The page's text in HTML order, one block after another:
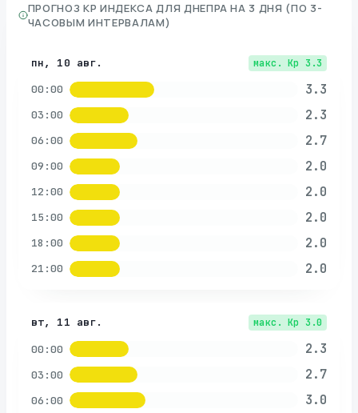
ПРОГНОЗ KP ИНДЕКСА ДЛЯ ДНЕПРА НА 3 ДНЯ (ПО 3-
ЧАСОВЫМ ИНТЕРВАЛАМ)
пн, 10 авг. макс. Kp 3.3
00:00 3.3
03:00 2.3
06:00 2.7
09:00 2.0
12:00 2.0
15:00 2.0
18:00 2.0
21:00 2.0
вт, 11 авг. макс. Kp 3.0
00:00 2.3
03:00 2.7
06:00 3.0